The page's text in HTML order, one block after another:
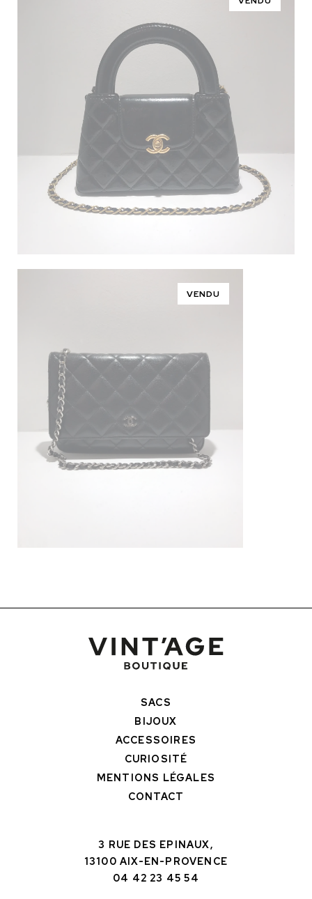
VENDU
SACS
BIJOUX
ACCESSOIRES
CURIOSITÉ
MENTIONS LÉGALES
CONTACT
3 RUE DES EPINAUX,
13100 AIX-EN-PROVENCE
04 42 23 45 54